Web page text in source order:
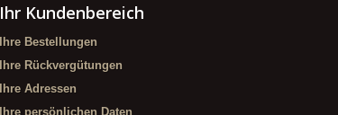
Ihr Kundenbereich
Ihre Bestellungen
Ihre Rückvergütungen
Ihre Adressen
Ihre persönlichen Daten